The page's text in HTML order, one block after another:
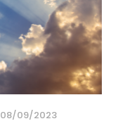
08/09/2023